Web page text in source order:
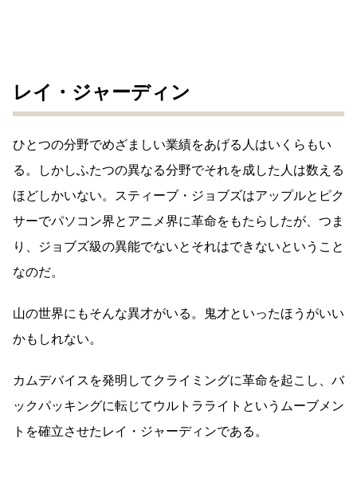
レイ・ジャーディン
ひとつの分野でめざましい業績をあげる人はいくらもい
る。しかしふたつの異なる分野でそれを成した人は数える
ほどしかいない。スティーブ・ジョブズはアップルとピク
サーでパソコン界とアニメ界に革命をもたらしたが、つま
り、ジョブズ級の異能でないとそれはできないということ
なのだ。
山の世界にもそんな異才がいる。鬼才といったほうがいい
かもしれない。
カムデバイスを発明してクライミングに革命を起こし、バ
ックパッキングに転じてウルトラライトというムーブメン
トを確立させたレイ・ジャーディンである。